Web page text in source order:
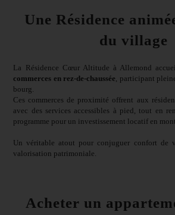
Une Résidence
du village
La Résidence Cœur Altitude à Allemond
commerces en rez-de-chaussée, participant
bourg.
Ces commerces de proximité offrent aux
avec des services accessibles à pied, tout en
programme pour un investissement locatif en
Un véritable atout pour conjuguer confort de
valorisation patrimoniale.
Acheter un